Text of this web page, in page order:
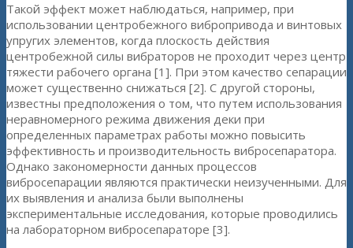
Такой эффект может наблюдаться, например, при
использовании центробежного вибропривода и винтовых
упругих элементов, когда плоскость действия
центробежной силы вибраторов не проходит через центр
тяжести рабочего органа [1]. При этом качество сепарации
может существенно снижаться [2]. С другой стороны,
известны предположения о том, что путем использования
неравномерного режима движения деки при
определенных параметрах работы можно повысить
эффективность и производительность вибросепаратора.
Однако закономерности данных процессов
вибросепарации являются практически неизученными. Для
их выявления и анализа были выполнены
экспериментальные исследования, которые проводились
на лабораторном вибросепараторе [3].